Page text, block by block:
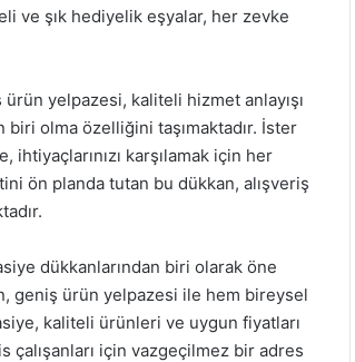
ve şık hediyelik eşyalar, her zevke
yelpazesi, kaliteli hizmet anlayışı
biri olma özelliğini taşımaktadır. İster
karşılamak için her
ön planda tutan bu dükkan, alışveriş
dükkanlarından biri olarak öne
geniş ürün yelpazesi ile hem bireysel
kaliteli ürünleri ve uygun fiyatları
için vazgeçilmez bir adres